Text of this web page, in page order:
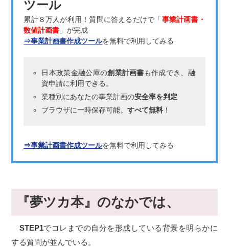
ツール
累計８万人が利用！質問に答えるだけで「事業計画書・
数値計画書 」が完成
⇒事業計画書作成ツールを無料で利用してみる
日本政策金融公庫の創業計画書も作成でき、融
資申請に利用できる。
業種別にあなたの事業計画の安全率を判定
ブラウザに一時保存可能。すべて無料 ！
⇒事業計画書作成ツールを無料で利用してみる
『夢ツカ本』のなかでは、
STEP1でコレまでの自分を形成している背景を明らかに
する質問が並んでいる。